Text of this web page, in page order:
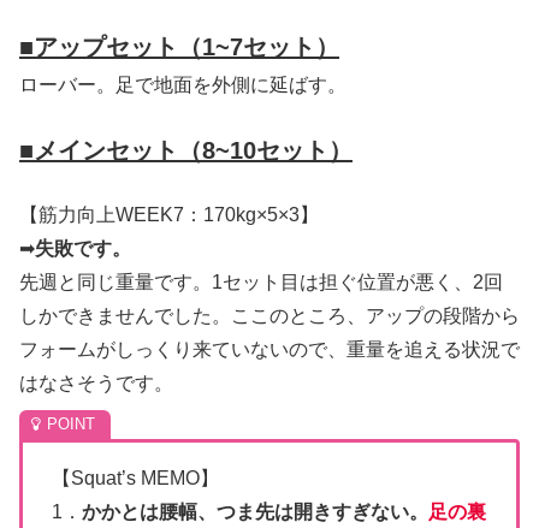
■アップセット（1~7セット）
ローバー。足で地面を外側に延ばす。
■メインセット（8~10セット）
【筋力向上WEEK7：170kg×5×3】
➡失敗です。
先週と同じ重量です。1セット目は担ぐ位置が悪く、2回
しかできませんでした。ここのところ、アップの段階から
フォームがしっくり来ていないので、重量を追える状況で
はなさそうです。
【Squat’s MEMO】
1． かかとは腰幅、つま先は開きすぎない。
足の裏